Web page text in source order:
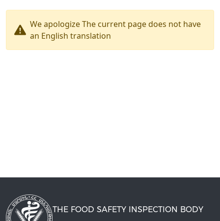
We apologize The current page does not have
an English translation
THE FOOD SAFETY INSPECTION BODY